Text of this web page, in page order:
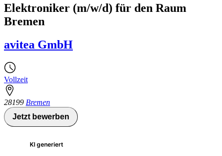
Elektroniker (m/w/d) für den Raum
Bremen
avitea GmbH
Vollzeit
28199 Bremen
Jetzt bewerben
KI generiert